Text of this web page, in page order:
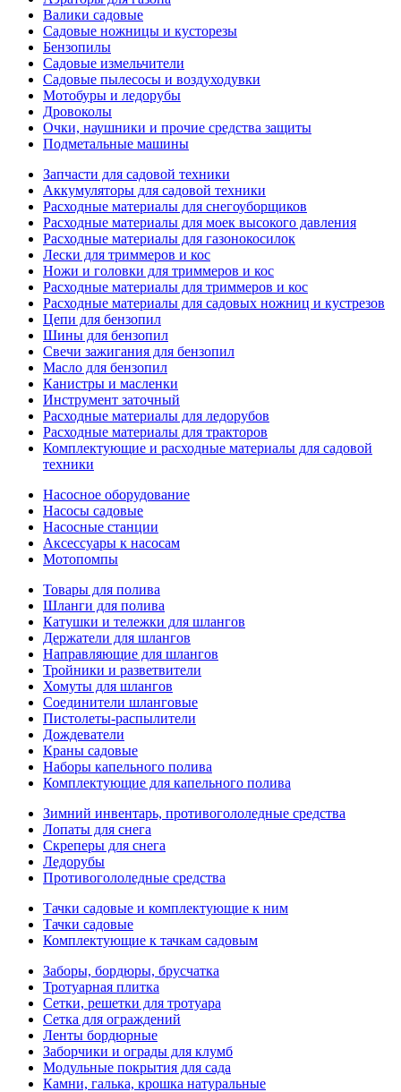
Валики садовые
Садовые ножницы и кусторезы
Бензопилы
Садовые измельчители
Садовые пылесосы и воздуходувки
Мотобуры и ледорубы
Дровоколы
Очки, наушники и прочие средства защиты
Подметальные машины
Запчасти для садовой техники
Аккумуляторы для садовой техники
Расходные материалы для снегоуборщиков
Расходные материалы для моек высокого давления
Расходные материалы для газонокосилок
Лески для триммеров и кос
Ножи и головки для триммеров и кос
Расходные материалы для триммеров и кос
Расходные материалы для садовых ножниц и кустрезов
Цепи для бензопил
Шины для бензопил
Свечи зажигания для бензопил
Масло для бензопил
Канистры и масленки
Инструмент заточный
Расходные материалы для ледорубов
Расходные материалы для тракторов
Комплектующие и расходные материалы для садовой
техники
Насосное оборудование
Насосы садовые
Насосные станции
Аксессуары к насосам
Мотопомпы
Товары для полива
Шланги для полива
Катушки и тележки для шлангов
Держатели для шлангов
Направляющие для шлангов
Тройники и разветвители
Хомуты для шлангов
Соединители шланговые
Пистолеты-распылители
Дождеватели
Краны садовые
Наборы капельного полива
Комплектующие для капельного полива
Зимний инвентарь, противогололедные средства
Лопаты для снега
Скреперы для снега
Ледорубы
Противогололедные средства
Тачки садовые и комплектующие к ним
Тачки садовые
Комплектующие к тачкам садовым
Заборы, бордюры, брусчатка
Тротуарная плитка
Сетки, решетки для тротуара
Сетка для ограждений
Ленты бордюрные
Заборчики и ограды для клумб
Модульные покрытия для сада
Камни, галька, крошка натуральные